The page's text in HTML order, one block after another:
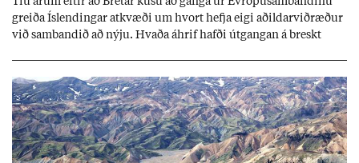
greiða Ís­lend­ing­ar at­kvæði um hvort hefja eigi að­ild­ar­við­ræð­ur
við sam­band­ið að nýju. Hvaða áhrif hafði út­gang­an á breskt